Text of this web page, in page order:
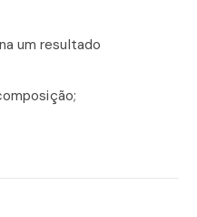
um resultado